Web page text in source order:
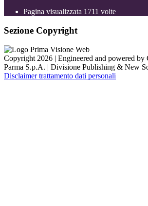
Pagina visualizzata 1711 volte
Sezione Copyright
Copyright 2026 | Engineered and powered by
Parma S.p.A. | Divisione Publishing & New
Disclaimer trattamento dati personali